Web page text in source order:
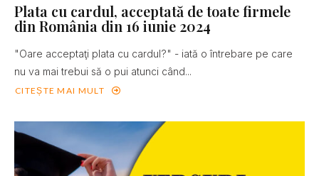
Plata cu cardul, acceptată de toate firmele
din România din 16 iunie 2024
"Oare acceptaţi plata cu cardul?" - iată o întrebare pe care
nu va mai trebui să o pui atunci când...
CITEȘTE MAI MULT